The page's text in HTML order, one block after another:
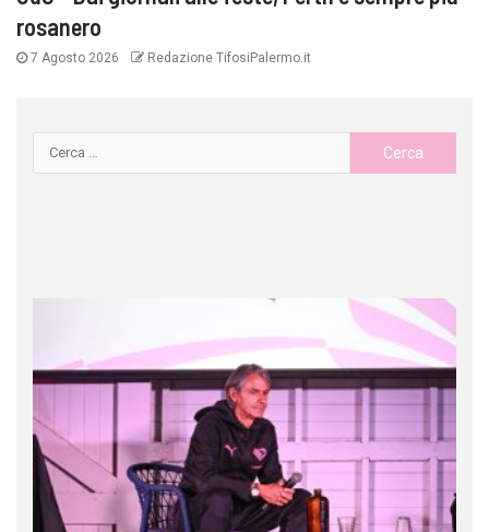
rosanero
7 Agosto 2026 Redazione TifosiPalermo.it